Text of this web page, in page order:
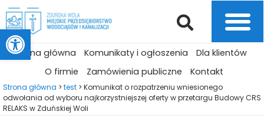
Otwórz pasek narzędzi
Strona główna Komunikaty i ogłoszenia
Dla klientów
O firmie
Zamówienia publiczne Kontakt
Strona główna > test > Komunikat o rozpatrzeniu wniesionego
odwołania od wyboru najkorzystniejszej oferty w przetargu Budowy CRS
RELAKS w Zduńskiej Woli